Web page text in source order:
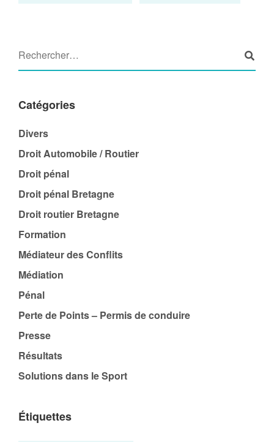
Catégories
Divers
Droit Automobile / Routier
Droit pénal
Droit pénal Bretagne
Droit routier Bretagne
Formation
Médiateur des Conflits
Médiation
Pénal
Perte de Points – Permis de conduire
Presse
Résultats
Solutions dans le Sport
Étiquettes